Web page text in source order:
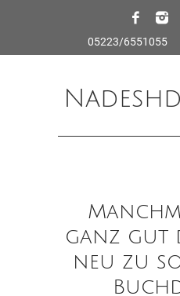
05223/6551055
ganz gut
neu zu